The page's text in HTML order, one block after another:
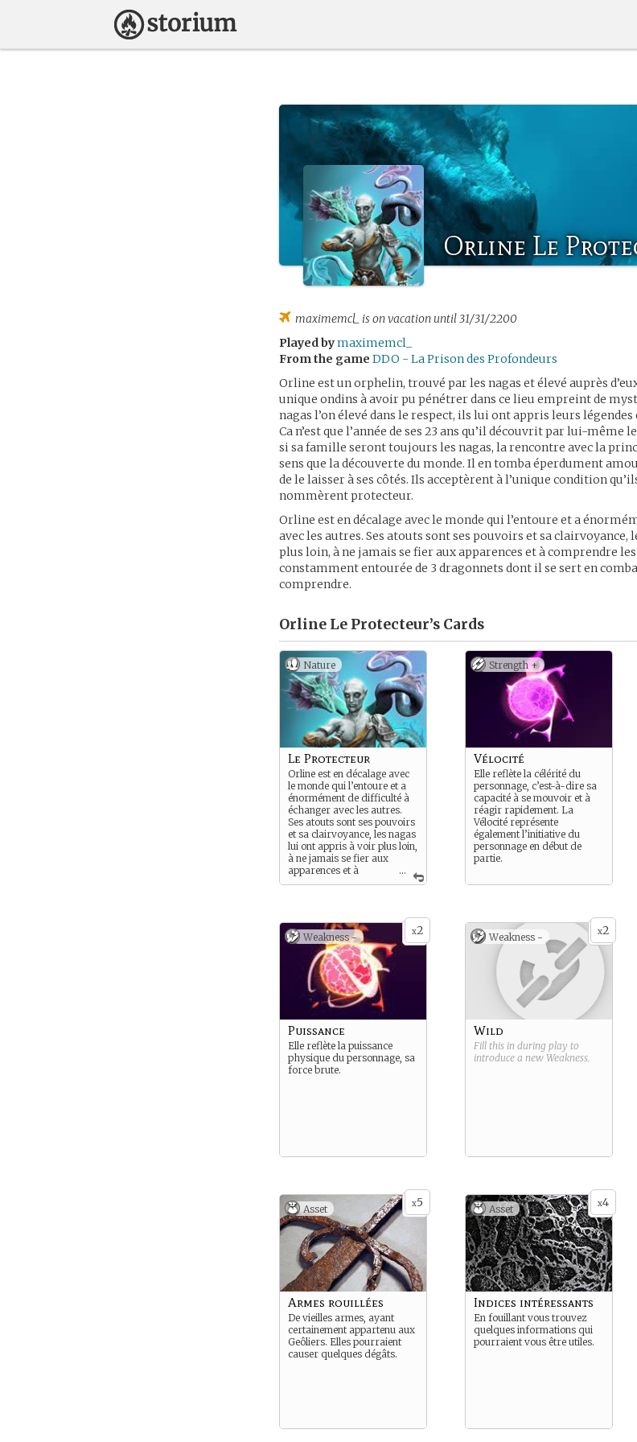
Orline Le
maximemcl_ is on vacation until 31/31/2200
Played bymaximemcl_
From the game DDO - La Prison des Profondeurs
Orline est un orphelin, trouvé par les nagas et élevé auprès
unique ondins à avoir pu pénétrer dans ce lieu empreint de
nagas l’on élevé dans le respect, ils lui ont appris leurs
Ca n’est que l’année de ses 23 ans qu’il découvrit par lui-même
si sa famille seront toujours les nagas, la rencontre avec la
sens que la découverte du monde. Il en tomba éperdument
de le laisser à ses côtés. Ils acceptèrent à l’unique condition
nommèrent protecteur.
Orline est en décalage avec le monde qui l’entoure et a
avec les autres. Ses atouts sont ses pouvoirs et sa
plus loin, à ne jamais se fier aux apparences et à comprendre
constamment entourée de 3 dragonnets dont il se sert en
comprendre.
Orline Le Protecteur’s Cards
Nature
...
Le Protecteur
Orline est en décalage avec
le monde qui l’entoure et a
énormément de difficulté à
échanger avec les autres.
Ses atouts sont ses pouvoirs
et sa clairvoyance, les nagas
lui ont appris à voir plus loin,
à ne jamais se fier aux
apparences et à
comprendre les choses …
Strength +
Vélocité
Elle reflète la célérité du
personnage, c’est-à-dire sa
capacité à se mouvoir et à
réagir rapidement. La
Vélocité représente
également l’initiative du
personnage en début de
partie.
x2
Weakness -
Puissance
Elle reflète la puissance
physique du personnage, sa
force brute.
x2
Weakness -
Wild
Fill this in during play to
introduce a new Weakness.
x5
Asset
Armes rouillées
De vieilles armes, ayant
certainement appartenu aux
Geôliers. Elles pourraient
causer quelques dégâts.
x4
Asset
Indices intéressants
En fouillant vous trouvez
quelques informations qui
pourraient vous être utiles.